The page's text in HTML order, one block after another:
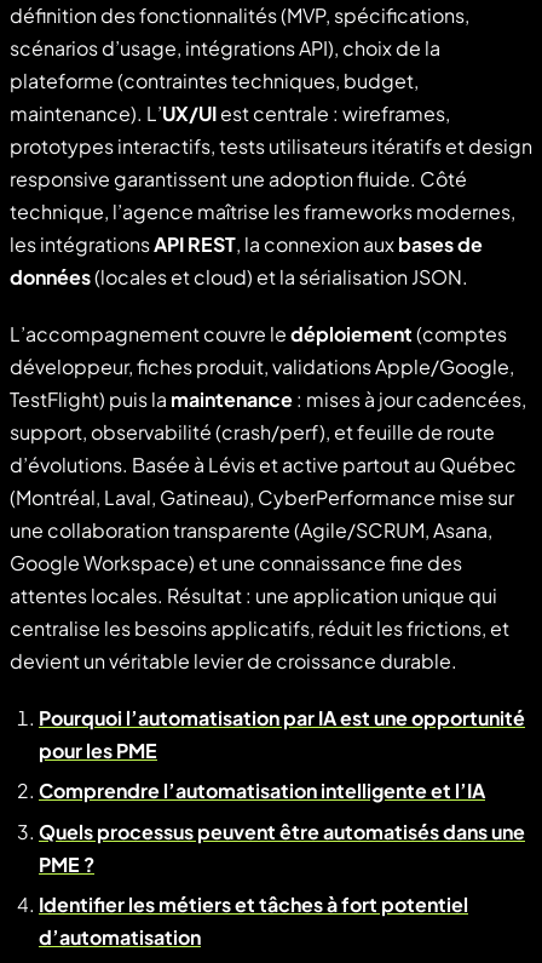
définition des fonctionnalités (MVP, spécifications,
scénarios d’usage, intégrations API), choix de la
plateforme (contraintes techniques, budget,
maintenance). L’UX/UIest centrale : wireframes,
prototypes interactifs, tests utilisateurs itératifs et design
responsive garantissent une adoption fluide. Côté
technique, l’agence maîtrise les frameworks modernes,
les intégrationsAPI REST, la connexion auxbases de
données(locales et cloud) et la sérialisation JSON.
L’accompagnement couvre ledéploiement(comptes
développeur, fiches produit, validations Apple/Google,
TestFlight) puis la maintenance: mises à jour cadencées,
support, observabilité (crash/perf), et feuille de route
d’évolutions. Basée à Lévis et active partout au Québec
(Montréal, Laval, Gatineau), CyberPerformance mise sur
une collaboration transparente (Agile/SCRUM, Asana,
Google Workspace) et une connaissance fine des
attentes locales. Résultat : une application unique qui
centralise les besoins applicatifs, réduit les frictions, et
devient un véritable levier de croissance durable.
Pourquoi l’automatisation par IA est une opportunité
pour les PME
Comprendre l’automatisation intelligente et l’IA
Quels processus peuvent être automatisés dans une
PME ?
Identifier les métiers et tâches à fort potentiel
d’automatisation